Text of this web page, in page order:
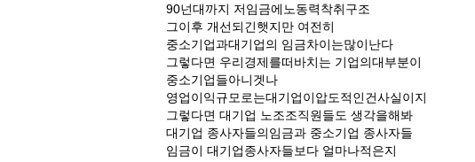
90넌대까지 저임금에노동력착취구조
그이후 개선되긴햇지만 여전히
중소기업과대기업의 임금차이는많이난다
그렇다면 우리경제를떠바치는 기업의대부분이
중소기업들아니겟나
영업이익규모로는대기업이압도적인건사실이지
그렇다면 대기업 노조조직원들도 생각을해봐
대기업 종사자들의임금과 중소기업 종사자들
임금이 대기업종사자들보다 얼마나적은지